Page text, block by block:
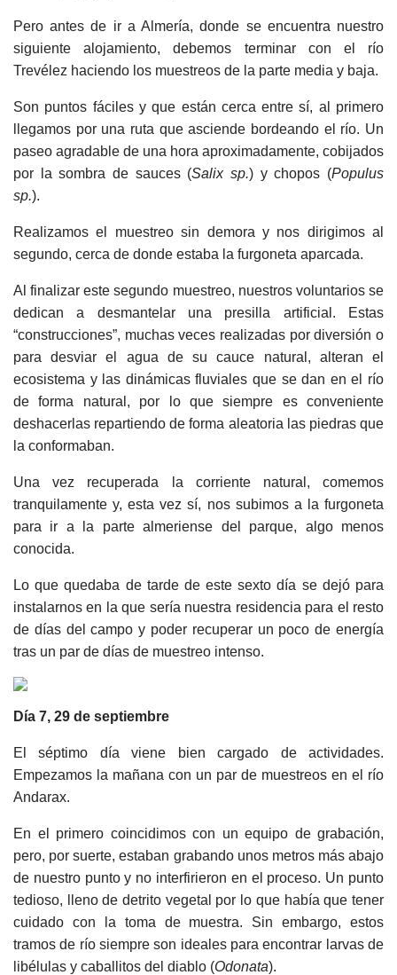
Pero antes de ir a Almería, donde se encuentra nuestro
siguiente alojamiento, debemos terminar con el río
Trevélez haciendo los muestreos de la parte media y baja.
Son puntos fáciles y que están cerca entre sí, al primero
llegamos por una ruta que asciende bordeando el río. Un
paseo agradable de una hora aproximadamente, cobijados
por la sombra de sauces (Salix sp.) y chopos (Populus
sp.).
Realizamos el muestreo sin demora y nos dirigimos al
segundo, cerca de donde estaba la furgoneta aparcada.
Al finalizar este segundo muestreo, nuestros voluntarios se
dedican a desmantelar una presilla artificial. Estas
“construcciones”, muchas veces realizadas por diversión o
para desviar el agua de su cauce natural, alteran el
ecosistema y las dinámicas fluviales que se dan en el río
de forma natural, por lo que siempre es conveniente
deshacerlas repartiendo de forma aleatoria las piedras que
la conformaban.
Una vez recuperada la corriente natural, comemos
tranquilamente y, esta vez sí, nos subimos a la furgoneta
para ir a la parte almeriense del parque, algo menos
conocida.
Lo que quedaba de tarde de este sexto día se dejó para
instalarnos en la que sería nuestra residencia para el resto
de días del campo y poder recuperar un poco de energía
tras un par de días de muestreo intenso.
Día 7, 29 de septiembre
El séptimo día viene bien cargado de actividades.
Empezamos la mañana con un par de muestreos en el río
Andarax.
En el primero coincidimos con un equipo de grabación,
pero, por suerte, estaban grabando unos metros más abajo
de nuestro punto y no interfirieron en el proceso. Un punto
tedioso, lleno de detrito vegetal por lo que había que tener
cuidado con la toma de muestra. Sin embargo, estos
tramos de río siempre son ideales para encontrar larvas de
libélulas y caballitos del diablo (Odonata).